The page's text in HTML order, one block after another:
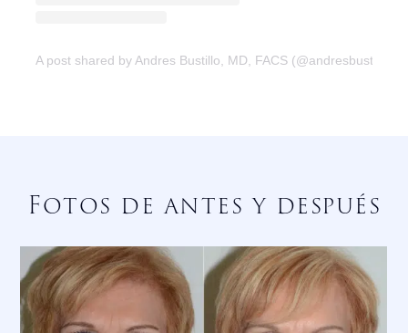
A post shared by Andres Bustillo, MD, FACS
Fotos de antes y después